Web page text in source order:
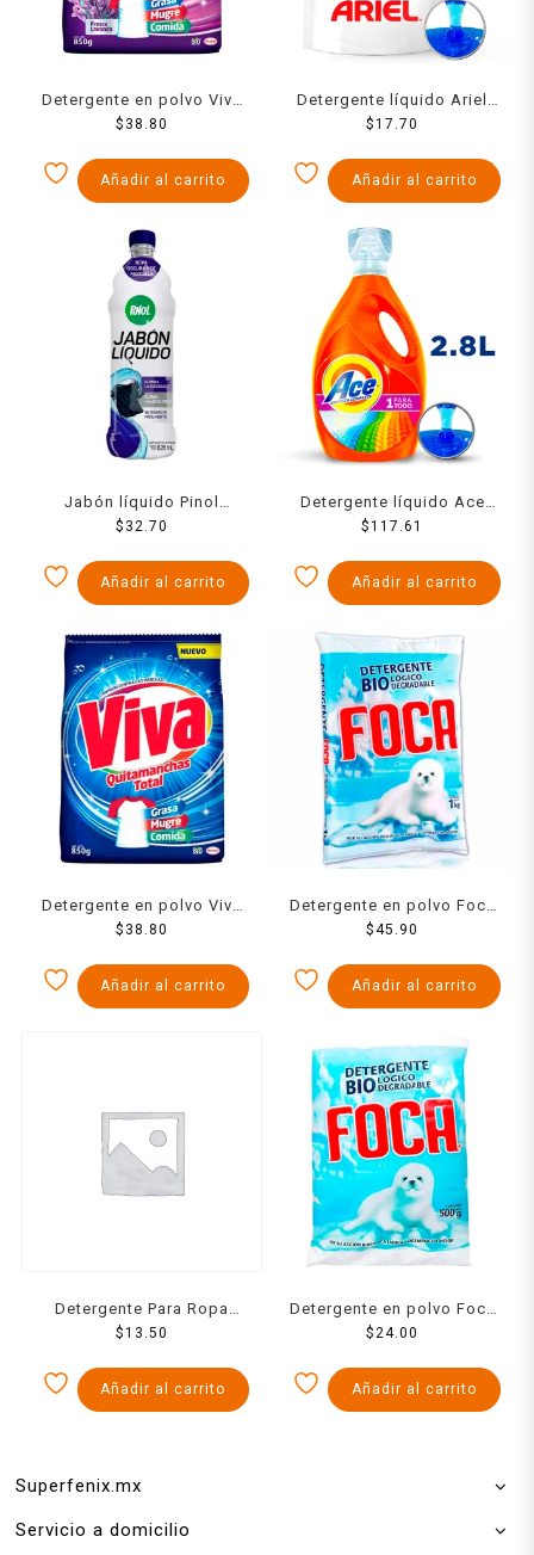
Detergente en polvo Viva
quitamanchas total
$ 38.80
Añadir al carrito
Detergente líquido Ariel
color 400 ml
$17.70
Añadir al carrito
Jabón líquido Pinol
lavandería ropa oscura y
$ 32.70
Añadir al carrito
Detergente líquido Ace
Limpieza completa 1 para
$117.61
Añadir al carrito
Detergente en polvo Viva
regular quitamanchas total
$ 38.80
Añadir al carrito
Detergente en polvo Foca
1 kg
$45.90
Añadir al carrito
Detergente Para Ropa
Ariel Doble Poder Polvo
$13.50
Añadir al carrito
Detergente en polvo Foca
500 g
$24.00
Añadir al carrito
Superfenix.mx
Servicio a domicilio